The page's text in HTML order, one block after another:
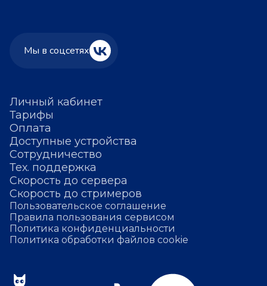
Личный кабинет
Тарифы
Оплата
Доступные устройства
Сотрудничество
Тех. поддержка
Скорость до сервера
Скорость до стримеров
Пользовательское соглашение
Правила пользования сервисом
Политика конфиденциальности
Политика обработки файлов cookie
Мы в соцсетях